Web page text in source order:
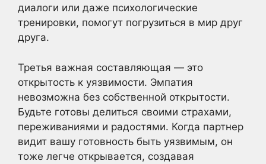
диалоги или даже психологические
тренировки, помогут погрузиться в мир друг
друга.
Третья важная составляющая — это
открытость к уязвимости. Эмпатия
невозможна без собственной открытости.
Будьте готовы делиться своими страхами,
переживаниями и радостями. Когда партнер
видит вашу готовность быть уязвимым, он
тоже легче открывается, создавая